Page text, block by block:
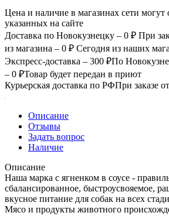
Цена и наличие в магазинах сети могут
указанных на сайте
Доставка по Новокузнецку – 0 ₽ При
из магазина – 0 ₽ Сегодня из наших
Экспресс-доставка – 300 ₽По
– 0 ₽Товар будет передан в приют
Курьерская доставка по РФПри заказе
Описание
Отзывы
Задать вопрос
Наличие
Описание
Наша марка с ягненком в соусе -
сбалансированное, быстроусвояемое,
вкусное питание для собак на всех
Мясо и продукты животного